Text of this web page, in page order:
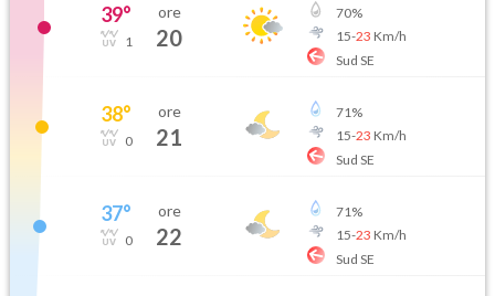
39°
1
ore
20
70%
15-23 Km/h
Sud SE
38°
0
ore
21
71%
15-23 Km/h
Sud SE
37°
0
ore
22
71%
15-23 Km/h
Sud SE